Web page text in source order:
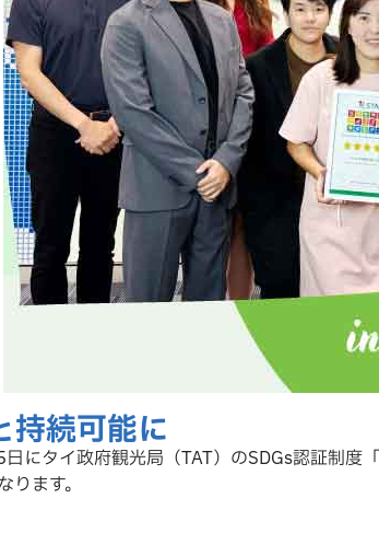
持続可能に
にタイ政府観光局（TAT）のSDGs認証制度「
ります。